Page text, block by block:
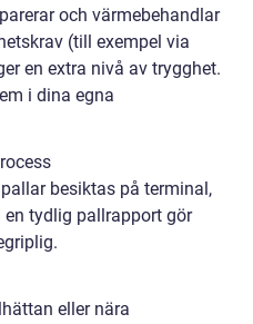
och värmebehandlar
(till exempel via
en extra nivå av trygghet.
i dina egna
besiktas på terminal,
tydlig pallrapport gör
eller nära